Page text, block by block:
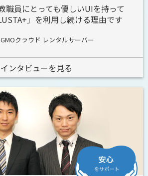
職員にとっても優しいUIを持って
」を利用し続ける理由です
GMOクラウド レンタルサーバー
インタビューを見る
安心をサポート